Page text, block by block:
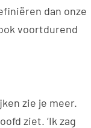
dan onze
voortdurend
zie je meer.
ziet. ‘Ik zag